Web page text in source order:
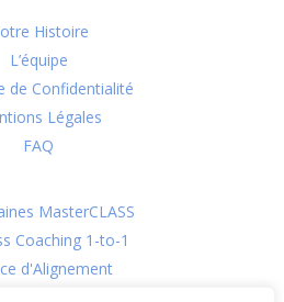
Histoire
L’équipe
de Confidentialité
Légales
FAQ
MasterCLASS
Coaching 1-to-1
d'Alignement